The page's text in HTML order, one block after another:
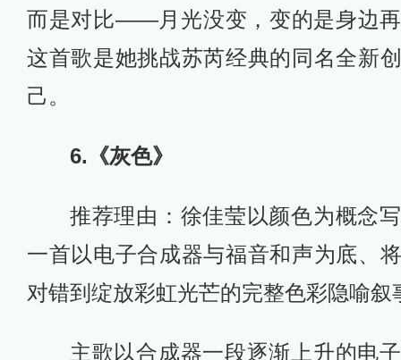
而是对比——月光没变，变的是身边
这首歌是她挑战苏芮经典的同名全新
己。
6.《灰色》
推荐理由：徐佳莹以颜色为概念
一首以电子合成器与福音和声为底、
对错到绽放彩虹光芒的完整色彩隐喻叙
主歌以合成器一段逐渐上升的电